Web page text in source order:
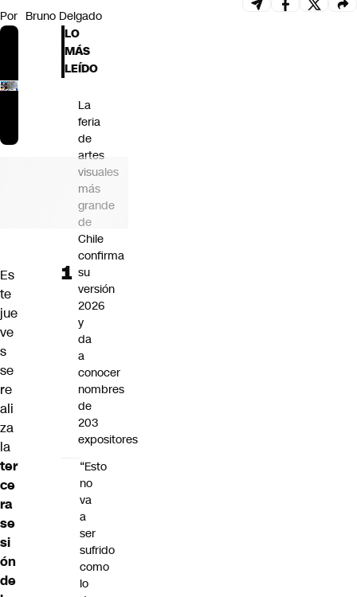
Por Bruno Delgado
Es
te
jue
ve
s
se
re
ali
za
la
ter
ce
ra
se
si
ón
de
LO
MÁS
LEÍDO
La
feria
de
artes
visuales
más
grande
de
Chile
confirma
su
versión
2026
y
da
a
conocer
nombres
de
203
expositores
“Esto
no
va
a
ser
sufrido
como
lo